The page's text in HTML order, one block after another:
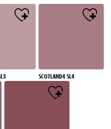
SCOTLAND4 SL4